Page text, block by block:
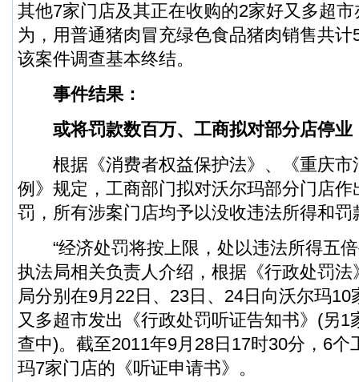
其他7家门店及其正在收购的2家好又多超
为，用普通猪肉冒充绿色食品猪肉销售共
该案件调查基本终结。
事件结果：
或将罚款数百万、工商拟对部分店停业
根据《消费者权益保护法》、《重庆市
例》规定，工商部门拟对沃尔玛部分门店
罚，所有涉案门店均予以没收违法所得和罚
“经济处罚将按上限，处以违法所得五倍
执法局相关负责人介绍，根据《行政处罚
局分别在9月22日、23日、24日向沃尔玛10
又多超市发出《行政处罚听证告知书》(另1
查中)。截至2011年9月28日17时30分，6个
玛7家门店的《听证申请书》。